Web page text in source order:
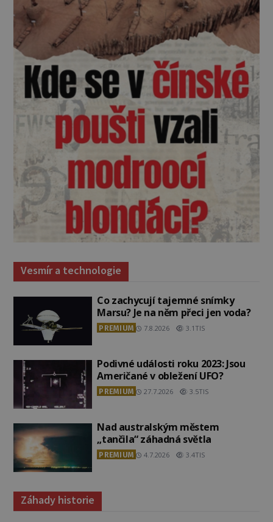
Vesmír a technologie
Co zachycují tajemné snímky
Marsu? Je na něm přeci jen voda?
PREMIUM 7.8.2026 3.1TIS
Podivné události roku 2023: Jsou
Američané v obležení UFO?
PREMIUM 27.7.2026 3.5TIS
Nad australským městem
„tančila“ záhadná světla
PREMIUM 4.7.2026 3.4TIS
Záhady historie